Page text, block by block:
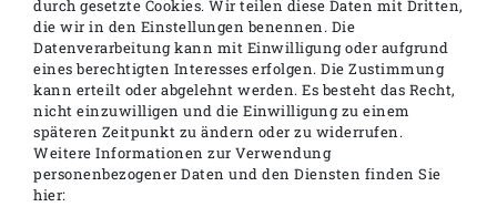
Technische Daten
Produktinformationen
Ähnliche Artikel
durch gesetzte Cookies. Wir teilen diese Daten mit Dritten,
die wir in den Einstellungen benennen. Die
Datenverarbeitung kann mit Einwilligung oder aufgrund
eines berechtigten Interesses erfolgen. Die Zustimmung
kann erteilt oder abgelehnt werden. Es besteht das Recht,
nicht einzuwilligen und die Einwilligung zu einem
späteren Zeitpunkt zu ändern oder zu widerrufen.
Weitere Informationen zur Verwendung
personenbezogener Daten und den Diensten finden Sie
hier: